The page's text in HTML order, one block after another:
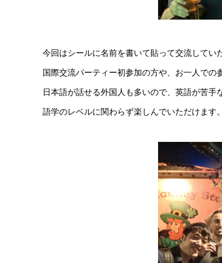
今回はシールに名前を書いて貼って交流してい
国際交流パーティー初参加の方や、お一人での
日本語が話せる外国人も多いので、英語が苦手
語学のレベルに関わらず楽しんでいただけます。